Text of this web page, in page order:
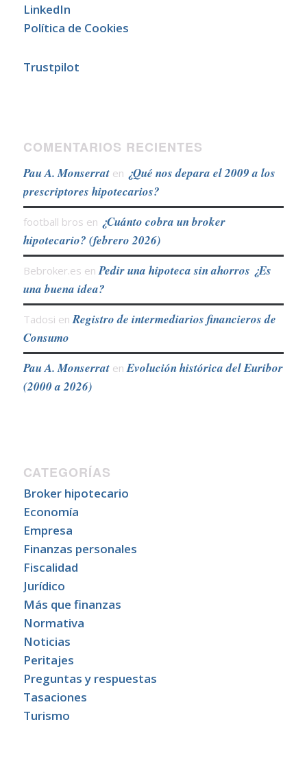
LinkedIn
Política de Cookies
Trustpilot
COMENTARIOS RECIENTES
Pau A. Monserraten ¿Qué nos depara el 2009 a los
prescriptores hipotecarios?
football bros en ¿Cuánto cobra un broker
hipotecario? (febrero 2026)
Bebroker.es enPedir una hipoteca sin ahorros ¿Es
una buena idea?
Tadosi enRegistro de intermediarios financieros de
Consumo
Pau A. MonserratenEvolución histórica del Euribor
(2000 a 2026)
CATEGORÍAS
Broker hipotecario
Economía
Empresa
Finanzas personales
Fiscalidad
Jurídico
Más que finanzas
Normativa
Noticias
Peritajes
Preguntas y respuestas
Tasaciones
Turismo